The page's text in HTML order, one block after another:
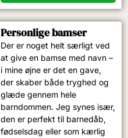
Personlige bamser
Der er noget helt særligt ved
at give en bamse med navn –
i mine øjne er det en gave,
der skaber både tryghed og
glæde gennem hele
barndommen. Jeg synes især,
den er perfekt til barnedåb,
fødselsdag eller som kærlig